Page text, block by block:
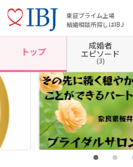
東証プライム上場
結婚相談所探しはIBJ
ホーム 奈良県の結婚相談所 奈良県桜井市
トップ
成婚者
エピソード
(3)